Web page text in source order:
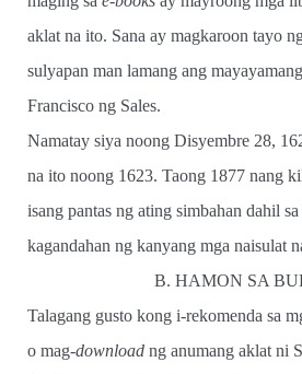
aklat na ito. Sana ay magkaroon tayo
sulyapan man lamang ang
Francisco ng Sales.
Namatay siya noong Disyembre 28,
na ito noong 1623. Taong 1877 nang
isang pantas ng ating simbahan dahil
kagandahan ng kanyang mga naisulat
B. HAMON SA
Talagang gusto kong i-rekomenda sa
o mag-download ng anumang aklat ni